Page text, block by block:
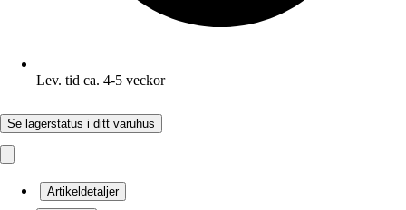
Lev. tid ca. 4-5 veckor
Se lagerstatus i ditt varuhus
Artikeldetaljer